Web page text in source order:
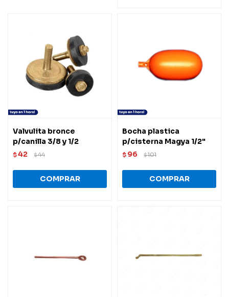
Valvulita bronce
p/canilla 3/8 y 1/2
$42 $44
Bocha plastica
p/cisterna Magya 1/2"
$ 96 $101